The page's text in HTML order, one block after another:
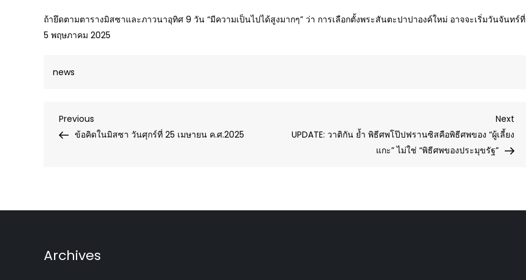
ถ้ายึดตามตารางมิสซาและภาวนาอุทิศ 9 วัน “มีความเป็นไปได้สูงมากๆ” ว่า การเลือกตั้งพระสันตะปาปาองค์ใหม่ อาจจะเริ่มวันจันทร์ที่
5 พฤษภาคม 2025
news
Post
Previous
Post
Previous
ข้อคิดในมิสซา วันศุกร์ที่ 25 เมษายน ค.ศ.2025
Next
UPDATE: วาติกัน ย้ำ พิธีศพโป๊ปฟรานซิสคือพิธีศพของ “ผู้เลี้ยง
แกะ” ไม่ใช่ “พิธีศพของประมุขรัฐ”
Archives